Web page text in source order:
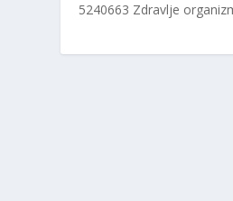
5240663 Zdravlje